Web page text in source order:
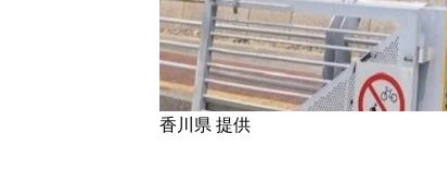
香川県 提供